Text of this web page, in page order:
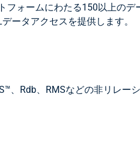
フォームにわたる150以上のデ
ータアクセスを提供します。
、Rdb、RMSなどの非リレー